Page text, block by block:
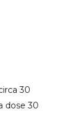
30
dose 30